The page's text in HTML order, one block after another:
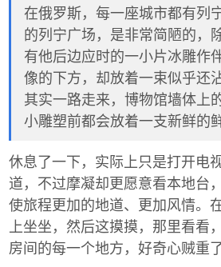
在俄罗斯，每一座城市都有列
的列宁广场，是非常简陋的，
有他后边应时的一小片冰雕作
像的下方，却放着一束似乎还
其实一路走来，博物馆墙体上
小雕塑前都会放着一支新鲜的
休息了一下，实际上只是打开电
道，不过摩凝却更愿意看本地台
使旅程更加的地道、更加风情。
上坐坐，然后这摸摸，那里看看
房间的每一个地方，好奇心贼重了